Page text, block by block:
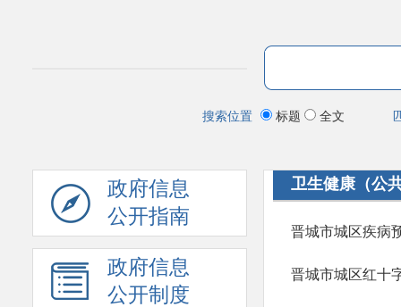
搜索位置 标题 全文
政府信息
公开指南
政府信息
公开制度
卫生健康（公
晋城市城区红十